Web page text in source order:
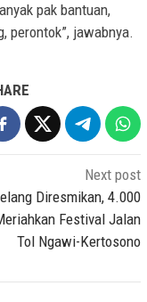
pak bantuan,
perontok”, jawabnya.
Next post
Diresmikan, 4.000
Festival Jalan
Tol Ngawi-Kertosono